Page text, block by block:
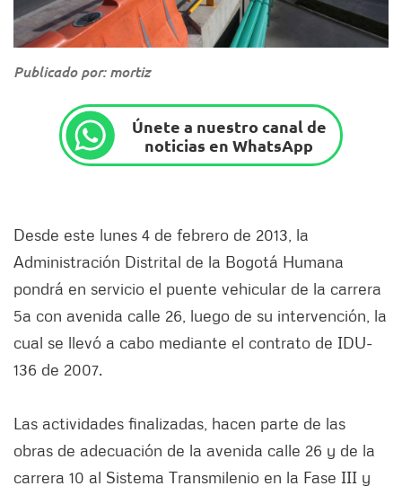
Publicado por: mortiz
Únete a nuestro canal de
noticias en WhatsApp
Desde este lunes 4 de febrero de 2013, la
Administración Distrital de la Bogotá Humana
pondrá en servicio el puente vehicular de la carrera
5a con avenida calle 26, luego de su intervención, la
cual se llevó a cabo mediante el contrato de IDU-
136 de 2007.
Las actividades finalizadas, hacen parte de las
obras de adecuación de la avenida calle 26 y de la
carrera 10 al Sistema Transmilenio en la Fase III y